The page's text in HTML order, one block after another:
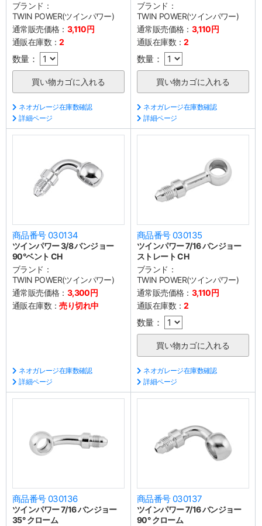
ブランド：
TWIN POWER(ツインパワー)
通常販売価格： 3,110円
通販在庫数：2
数量：
ネオガレージ在庫数確認
詳細ページ
ブランド：
TWIN POWER(ツインパワー)
通常販売価格： 3,110円
通販在庫数：2
数量：
ネオガレージ在庫数確認
詳細ページ
商品番号 030134
ツインパワー 3/8 バンジョー
90°ベント CH
ブランド：
TWIN POWER(ツインパワー)
通常販売価格： 3,300円
通販在庫数：売り切れ中
ネオガレージ在庫数確認
詳細ページ
商品番号 030135
ツインパワー 7/16 バンジョー
ストレート CH
ブランド：
TWIN POWER(ツインパワー)
通常販売価格： 3,110円
通販在庫数：2
数量：
ネオガレージ在庫数確認
詳細ページ
商品番号 030136
ツインパワー 7/16 バンジョー
35° クローム
商品番号 030137
ツインパワー 7/16 バンジョー
90° クローム